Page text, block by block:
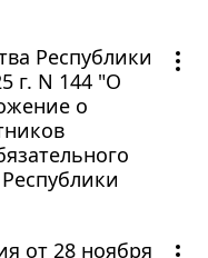
Республики
г. N 144 "О
о
от 28 ноября